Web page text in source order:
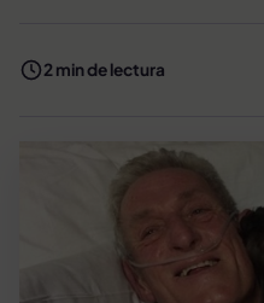
2 min de lectura